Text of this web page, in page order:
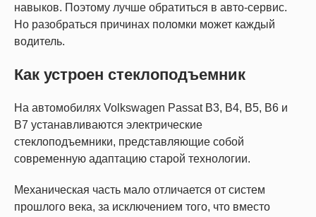
навыков. Поэтому лучше обратиться в авто-сервис.
Но разобраться причинах поломки может каждый
водитель.
Как устроен стеклоподъемник
На автомобилях Volkswagen Passat B3, B4, B5, B6 и
B7 устанавливаются электрические
стеклоподъемники, представляющие собой
современную адаптацию старой технологии.
Механическая часть мало отличается от систем
прошлого века, за исключением того, что вместо